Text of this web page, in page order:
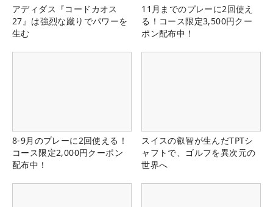
アディダス『コードカオス
27』は強烈な蹴りでパワーを
生む
11月までのプレーに2回使え
る！コース限定3,500円クー
ポン配布中！
8-9月のプレーに2回使える！
コース限定2,000円クーポン
配布中！
スイスの叡智が生んだTPTシ
ャフトで、ゴルフを異次元の
世界へ